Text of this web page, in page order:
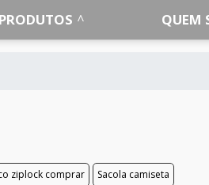
PRODUTOS QUEM
ziplock comprar Sacola camiseta